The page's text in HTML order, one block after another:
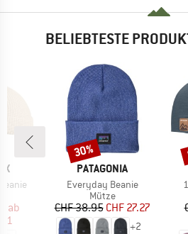
BELIEBTESTE
Preis
ab
MARKE
PATAGONIA
Artikel
Everyday Beanie
Produktgruppe
Mütze
Preis
CHF 38.95reduzierter Preis
CHF 27.27
+2
Rabatt
30%